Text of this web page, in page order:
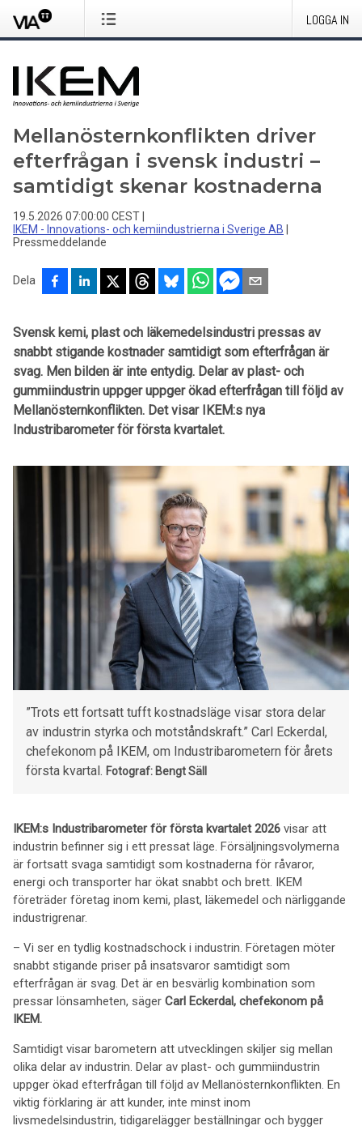
LOGGA IN
Mellanösternkonflikten driver
efterfrågan i svensk industri –
samtidigt skenar kostnaderna
19.5.2026 07:00:00 CEST
IKEM - Innovations- och kemiindustrierna i Sverige AB
Pressmeddelande
Dela
Svensk kemi, plast och läkemedelsindustri pressas av
snabbt stigande kostnader samtidigt som efterfrågan är
svag. Men bilden är inte entydig. Delar av plast- och
gummiindustrin uppger uppger ökad efterfrågan till följd av
Mellanösternkonflikten. Det visar IKEM:s nya
Industribarometer för första kvartalet.
”Trots ett fortsatt tufft kostnadsläge visar stora delar
av industrin styrka och motståndskraft.” Carl Eckerdal,
chefekonom på IKEM, om Industribarometern för årets
första kvartal. Fotograf: Bengt Säll
IKEM:s Industribarometer för första kvartalet 2026 visar att
industrin befinner sig i ett pressat läge. Försäljningsvolymerna
är fortsatt svaga samtidigt som kostnaderna för råvaror,
energi och transporter har ökat snabbt och brett. IKEM
företräder företag inom kemi, plast, läkemedel och närliggande
industrigrenar.
– Vi ser en tydlig kostnadschock i industrin. Företagen möter
snabbt stigande priser på insatsvaror samtidigt som
efterfrågan är svag. Det är en besvärlig kombination som
pressar lönsamheten, säger Carl Eckerdal, chefekonom på
IKEM.
Samtidigt visar barometern att utvecklingen skiljer sig mellan
olika delar av industrin. Delar av plast- och gummiindustrin
uppger ökad efterfrågan till följd av Mellanösternkonflikten. En
viktig förklaring är att kunder, inte minst inom
livsmedelsindustrin, tidigarelägger beställningar och bygger